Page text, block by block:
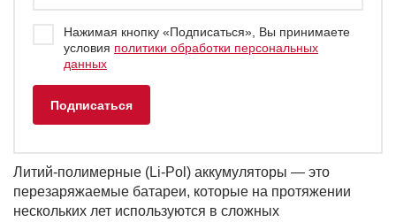
Нажимая кнопку «Подписаться», Вы принимаете
условия политики обработки персональных
данных
Литий-полимерные (Li-Pol) аккумуляторы — это
перезаряжаемые батареи, которые на протяжении
нескольких лет используются в сложных